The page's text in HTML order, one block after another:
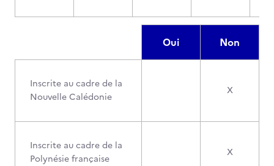
Oui Non
Inscrite au cadre de la
Nouvelle Calédonie
X
Inscrite au cadre de la
Polynésie française
X